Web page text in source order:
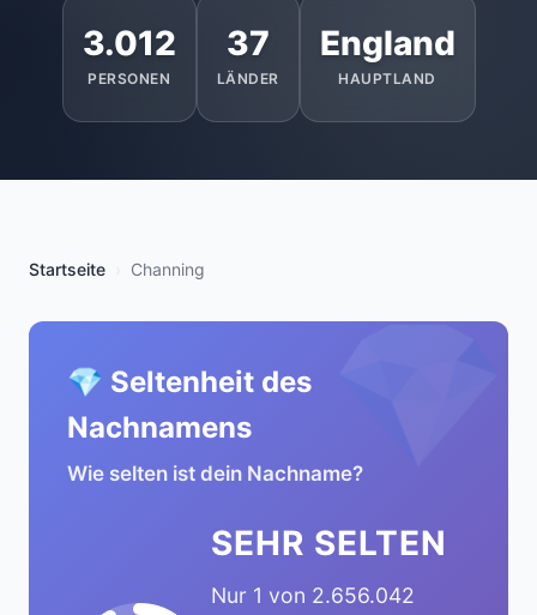
3.012
PERSONEN
37
LÄNDER
England
HAUPTLAND
Startseite Channing
💎
💎 Seltenheit des
Nachnamens
Wie selten ist dein Nachname?
SEHR SELTEN
Nur 1 von 2.656.042